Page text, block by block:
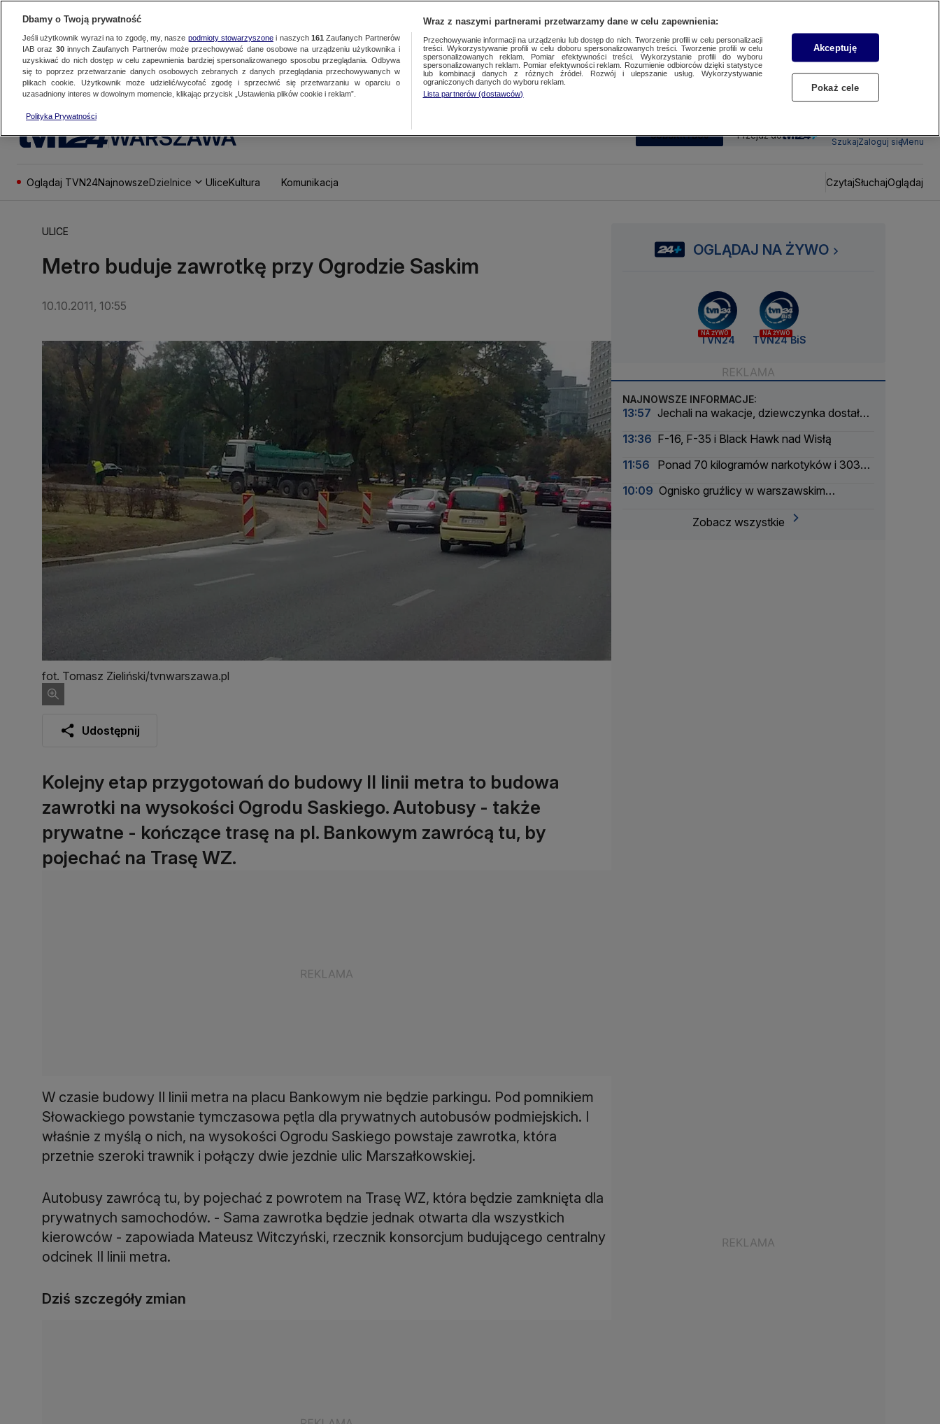
WARSZAWA SUBSKRYBUJ Przejdź do
SzukajZaloguj sięMenu
Oglądaj TVN24NajnowszeDzielnice UliceKultura Komunikacja CzytajSłuchajOglądaj
ULICE
Metro buduje zawrotkę przy Ogrodzie Saskim
10.10.2011, 10:55
fot. Tomasz Zieliński/tvnwarszawa.pl
Udostępnij
Kolejny etap przygotowań do budowy II linii metra to budowa
zawrotki na wysokości Ogrodu Saskiego. Autobusy - także
prywatne - kończące trasę na pl. Bankowym zawrócą tu, by
pojechać na Trasę WZ.
W czasie budowy II linii metra na placu Bankowym nie będzie parkingu. Pod pomnikiem
Słowackiego powstanie tymczasowa pętla dla prywatnych autobusów podmiejskich. I
właśnie z myślą o nich, na wysokości Ogrodu Saskiego powstaje zawrotka, która
przetnie szeroki trawnik i połączy dwie jezdnie ulic Marszałkowskiej.
Autobusy zawrócą tu, by pojechać z powrotem na Trasę WZ, która będzie zamknięta dla
prywatnych samochodów. - Sama zawrotka będzie jednak otwarta dla wszystkich
kierowców - zapowiada Mateusz Witczyński, rzecznik konsorcjum budującego centralny
odcinek II linii metra.
Dziś szczegóły zmian
OGLĄDAJ NA ŻYWO
NA ŻYWO
TVN24
NA ŻYWO
TVN24 BiS
NAJNOWSZE INFORMACJE:
13:57 Jechali na wakacje, dziewczynka dostała
13:36 F-16, F-35 i Black Hawk nad Wisłą
11:56
Ponad 70 kilogramów narkotyków i 303
10:09 Ognisko gruźlicy w warszawskim
Zobacz wszystkie
Dbamy o Twoją prywatność
Jeśli użytkownik wyrazi na to zgodę, my, nasze podmioty stowarzyszonei naszych 161 Zaufanych Partnerów
IAB oraz 30innych Zaufanych Partnerów może przechowywać dane osobowe na urządzeniu użytkownika i
uzyskiwać do nich dostęp w celu zapewnienia bardziej spersonalizowanego sposobu przeglądania. Odbywa
się to poprzez przetwarzanie danych osobowych zebranych z danych przeglądania przechowywanych w
plikach cookie. Użytkownik może udzielić/wycofać zgodę i sprzeciwić się przetwarzaniu w oparciu o
uzasadniony interes w dowolnym momencie, klikając przycisk „Ustawienia plików cookie i reklam”.
Polityka Prywatności
Wraz z naszymi partnerami przetwarzamy dane w celu zapewnienia:
Przechowywanie informacji na urządzeniu lub dostęp do nich. Tworzenie profili w celu personalizacji
treści. Wykorzystywanie profili w celu doboru spersonalizowanych treści. Tworzenie profili w celu
spersonalizowanych reklam. Pomiar efektywności treści. Wykorzystanie profili do wyboru
spersonalizowanych reklam. Pomiar efektywności reklam. Rozumienie odbiorców dzięki statystyce
lub kombinacji danych z różnych źródeł. Rozwój i ulepszanie usług. Wykorzystywanie
ograniczonych danych do wyboru reklam.
Lista partnerów (dostawców)
Akceptuję
Pokaż cele